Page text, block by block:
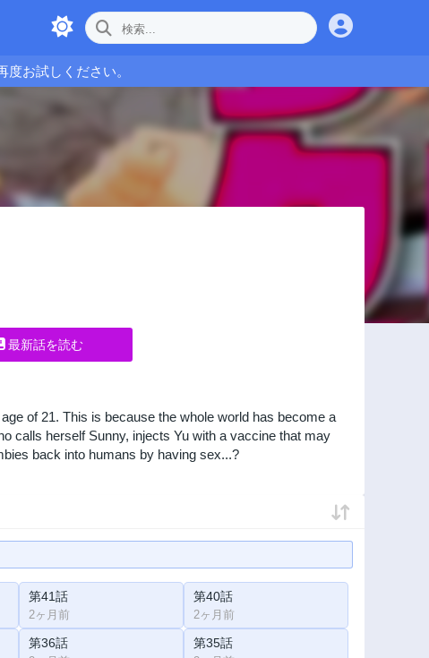
お試しください。
最新話を読む
of 21. This is because the whole world has become a
calls herself Sunny, injects Yu with a vaccine that may
back into humans by having sex...?
第41話
2ヶ月前
第40話
2ヶ月前
第36話 第35話